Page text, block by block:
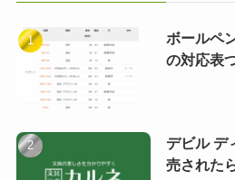
ボールペ
の対応表
デビル デ
売された